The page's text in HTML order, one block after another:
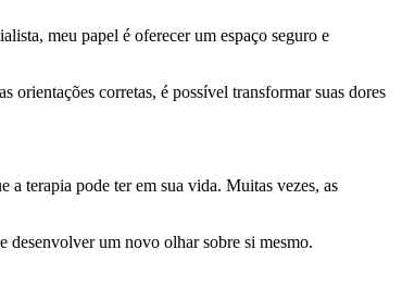
meu papel é oferecer um espaço seguro e
orientações corretas, é possível transformar suas dores
a terapia pode ter em sua vida. Muitas vezes, as
desenvolver um novo olhar sobre si mesmo.